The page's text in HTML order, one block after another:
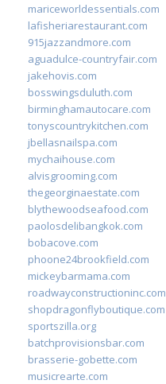
mariceworldessentials.com
lafisheriarestaurant.com
915jazzandmore.com
aguadulce-countryfair.com
jakehovis.com
bosswingsduluth.com
birminghamautocare.com
tonyscountrykitchen.com
jbellasnailspa.com
mychaihouse.com
alvisgrooming.com
thegeorginaestate.com
blythewoodseafood.com
paolosdelibangkok.com
bobacove.com
phoone24brookfield.com
mickeybarmama.com
roadwayconstructioninc.com
shopdragonflyboutique.com
sportszilla.org
batchprovisionsbar.com
brasserie-gobette.com
musicrearte.com